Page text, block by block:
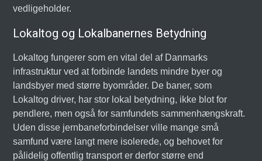
vedligeholder.
Lokaltog og Lokalbanernes Betydning
Lokaltog fungerer som en vital del af Danmarks
infrastruktur ved at forbinde landets mindre byer og
landsbyer med større byområder. De baner, som
Lokaltog driver, har stor lokal betydning, ikke blot for
pendlere, men også for samfundets sammenhængskraft.
Uden disse jernbaneforbindelser ville mange små
samfund være langt mere isolerede, og behovet for
pålidelig offentlig transport er derfor større end